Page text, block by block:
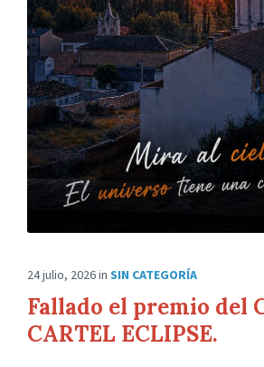
24 julio, 2026in SIN CATEGORÍA
Fallado el premio del
CARTEL ECLIPSE.